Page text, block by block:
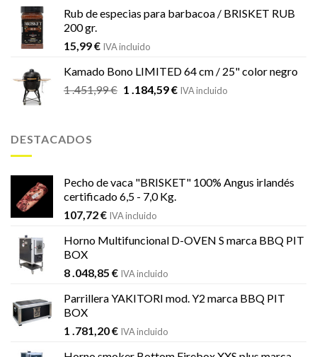
Rub de especias para barbacoa / BRISKET RUB
200 gr.
15,99€ IVA incluido
Kamado Bono LIMITED 64 cm / 25" color negro
1 .451,99€ El
1 .184,59€ElIVA incluido
DESTACADOS
Pecho de vaca "BRISKET" 100% Angus irlandés
certificado 6,5 - 7,0 Kg.
107,72€ IVA incluido
Horno Multifuncional D-OVEN S marca BBQ PIT
BOX
8 .048,85 € IVA incluido
Parrillera YAKITORI mod. Y2 marca BBQ PIT
BOX
1 .781,20€ IVA incluido